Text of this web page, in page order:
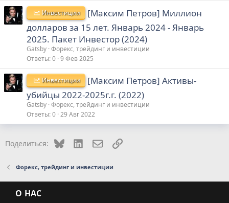
Инвестиции
[Максим Петров] Миллион
долларов за 15 лет. Январь 2024 - Январь
2025. Пакет Инвестор (2024)
Gatsby Форекс, трейдинг и инвестиции
Ответы 0 9 Фев 2025
Инвестиции
[Максим Петров] Активы-
убийцы 2022-2025г.г. (2022)
Gatsby Форекс, трейдинг и инвестиции
Ответы 0 29 Авг 2022
Поделиться: Bluesky LinkedInЭлектронная почта
Ссылка
Форекс, трейдинг и инвестиции
О НАС